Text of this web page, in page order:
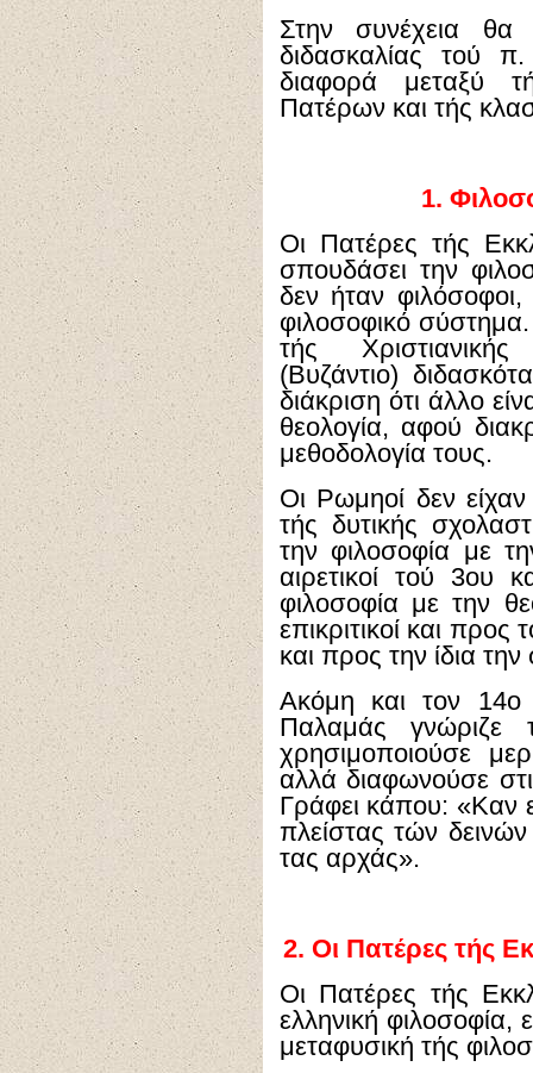
Στην συνέχεια θα
διδασκαλίας τού
διαφορά μεταξύ
Πατέρων και τής
1.
Οι Πατέρες τής
σπουδάσει την
δεν ήταν φιλόσοφοι,
φιλοσοφικό
τής
(Βυζάντιο)
διάκριση ότι άλλο
θεολογία, αφού
μεθοδολογία τους.
Οι Ρωμηοί δεν
τής δυτικής
την φιλοσοφία με
αιρετικοί τού 3ου
φιλοσοφία με την
επικριτικοί και
και προς την ίδια την
Ακόμη και τον 14ο
Παλαμάς γνώριζε
χρησιμοποιούσε
αλλά διαφωνούσε
Γράφει κάπου: «Καν
πλείστας τών
τας αρχάς».
2. Οι Πατέρες τής
Οι Πατέρες τής
ελληνική φιλοσοφία,
μεταφυσική τής